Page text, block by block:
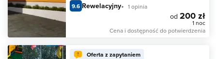
9.6 Rewelacyjny 1 opinia
od 200 zł
1 noc
Cena i dostępność do potwierdzenia
Oferta z zapytaniem